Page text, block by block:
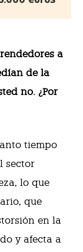
a
de la
no. ¿Por
tiempo
sector
lo que
que
en la
y afecta a